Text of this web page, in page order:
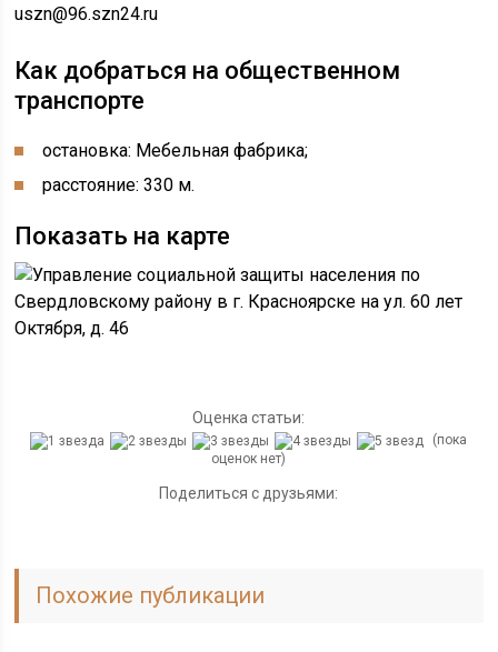
uszn@96.szn24.ru
Как добраться на общественном
транспорте
остановка: Мебельная фабрика;
расстояние: 330 м.
Показать на карте
Оценка статьи:
(пока
оценок нет)
Поделиться с друзьями:
Похожие публикации